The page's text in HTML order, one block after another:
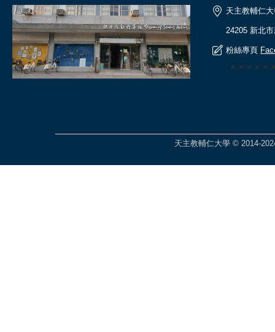
天主教輔仁
24205 新北
粉絲專頁
天主教輔仁大學 © 2014-